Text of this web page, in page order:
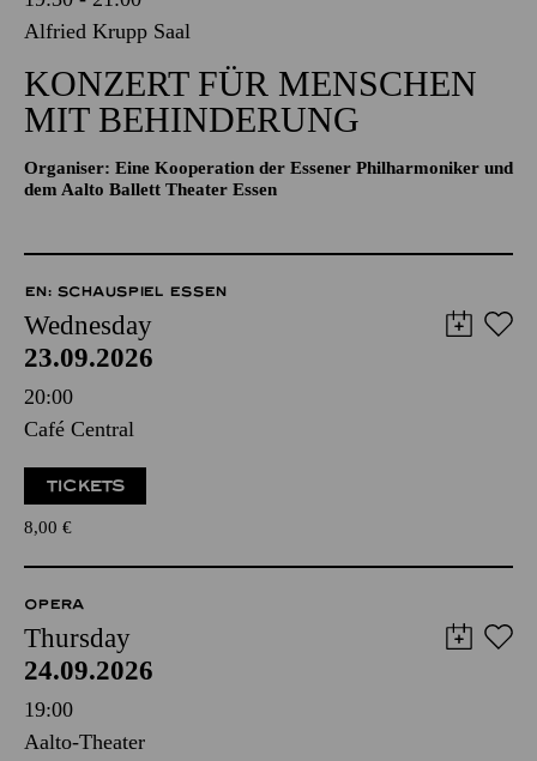
Alfried Krupp Saal
KONZERT FÜR MENSCHEN
MIT BEHINDERUNG
Organiser: Eine Kooperation der Essener Philharmoniker und
dem Aalto Ballett Theater Essen
EN: SCHAUSPIEL ESSEN
Wednesday
23.09.2026
20:00
Café Central
TICKETS
8,00 €
OPERA
Thursday
24.09.2026
19:00
Aalto-Theater